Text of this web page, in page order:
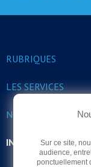
RUBRIQUES
LES SERVICES
NOS HORAIRES
INFORMATIONS
Sur ce site,
audience,
ponctuellement